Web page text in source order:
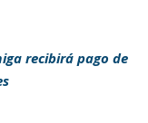
recibirá pago de